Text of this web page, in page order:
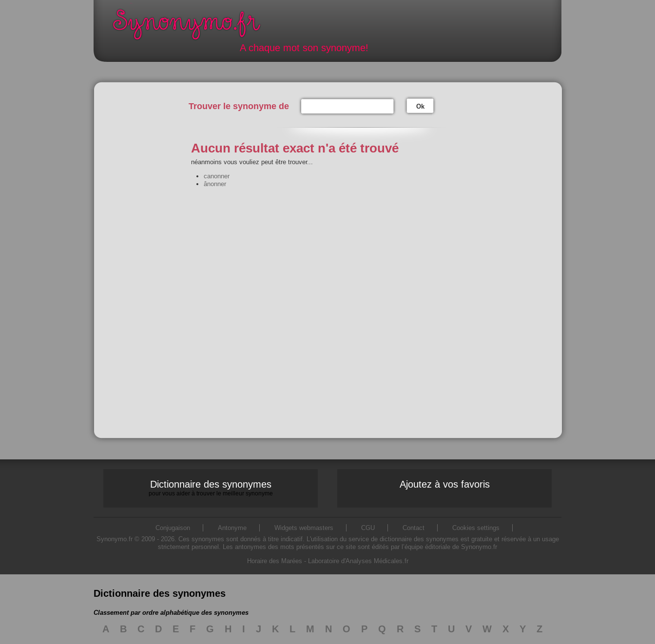
A chaque mot son synonyme!
Trouver le synonyme de Ok
Aucun résultat exact n'a été trouvé
néanmoins vous vouliez peut être trouver...
canonner
ânonner
Dictionnaire des synonymes
pour vous aider à trouver le meilleur synonyme
Ajoutez à vos favoris
Conjugaison Antonyme Widgets webmasters CGU Contact
Cookies settings
Synonymo.fr © 2009 - 2026. Ces synonymes sont donnés à titre indicatif. L'utilisation du service de dictionnaire des synonymes est gratuite et réservée à un usage
strictement personnel. Les antonymes des mots présentés sur ce site sont édités par l’équipe éditoriale de Synonymo.fr
Horaire des Marées - Laboratoire d'Analyses Médicales.fr
Dictionnaire des synonymes
Classement par ordre alphabétique des synonymes
A B C D E F G H I J K L M N O P Q R S T U V W X Y
Z